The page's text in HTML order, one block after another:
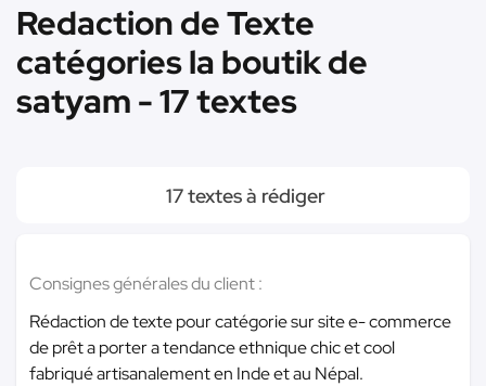
Redaction de Texte
catégories la boutik de
satyam - 17 textes
17 textes à rédiger
Consignes générales du client :
Rédaction de texte pour catégorie sur site e- commerce
de prêt a porter a tendance ethnique chic et cool
fabriqué artisanalement en Inde et au Népal.